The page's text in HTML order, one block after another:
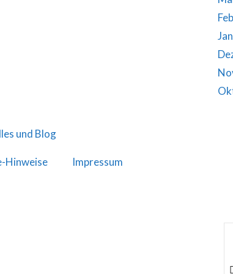
und Blog
Hinweise Impressum